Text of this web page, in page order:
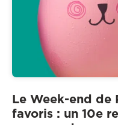
Le Week-end de
favoris : un 10e